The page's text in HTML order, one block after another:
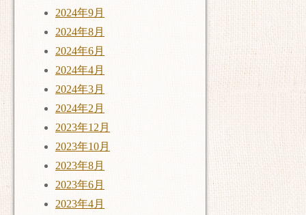
2024年9月
2024年8月
2024年6月
2024年4月
2024年3月
2024年2月
2023年12月
2023年10月
2023年8月
2023年6月
2023年4月